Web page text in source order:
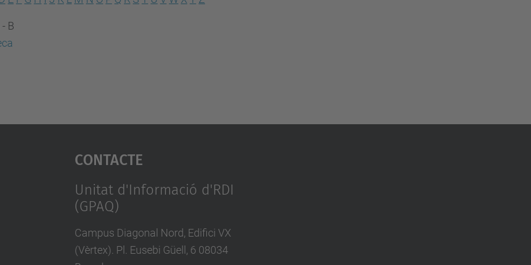
B
Contacte
Unitat d'Informació d'RDI
(GPAQ)
Campus Diagonal Nord, Edifici VX
(Vèrtex). Pl. Eusebi Güell, 6 08034